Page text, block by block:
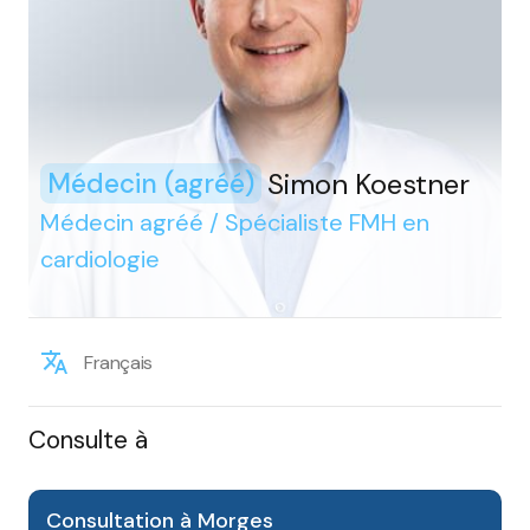
Médecin (agréé) Simon Koestner
Médecin agréé / Spécialiste FMH en
cardiologie
Français
Consulte à
Consultation à Morges